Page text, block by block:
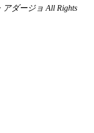
ダージョ All Rights